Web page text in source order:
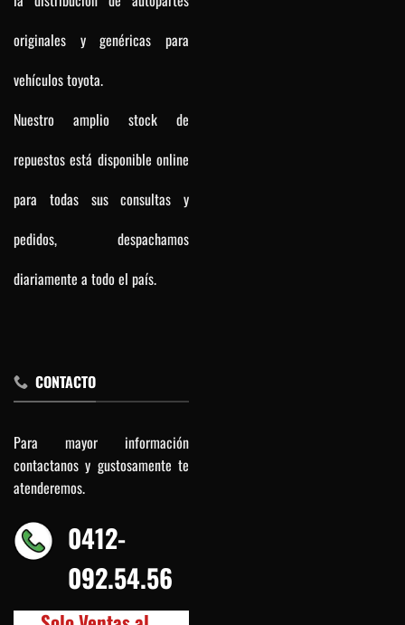
originales y genéricas para
vehículos toyota.
Nuestro amplio stock de
repuestos está disponible online
para todas sus consultas y
pedidos, despachamos
diariamente a todo el país.
CONTACTO
Para mayor información
contactanos y gustosamente te
atenderemos.
0412-
092.54.56